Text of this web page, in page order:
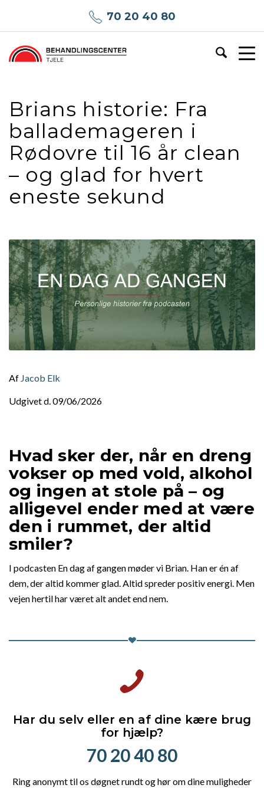
70 20 40 80
Brians historie: Fra
ballademageren i
Rødovre til 16 år clean
– og glad for hvert
eneste sekund
Af Jacob Elk
Udgivet d. 09/06/2026
Hvad sker der, når en dreng
vokser op med vold, alkohol
og ingen at stole på – og
alligevel ender med at være
den i rummet, der altid
smiler?
I podcasten En dag af gangen møder vi Brian. Han er én af
dem, der altid kommer glad. Altid spreder positiv energi. Men
vejen hertil har været alt andet end nem.
Har du selv eller en af dine kære brug
for hjælp?
70 20 40 80
Ring anonymt til os døgnet rundt og hør om dine muligheder